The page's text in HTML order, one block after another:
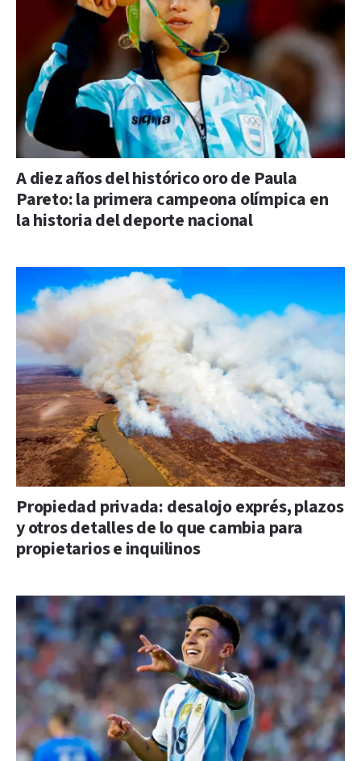
A diez años del histórico oro de Paula
Pareto: la primera campeona olímpica en
la historia del deporte nacional
Propiedad privada: desalojo exprés, plazos
y otros detalles de lo que cambia para
propietarios e inquilinos